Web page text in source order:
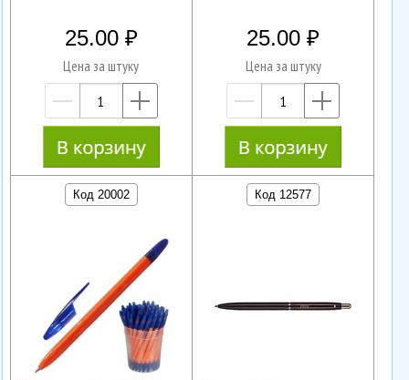
25.00
Цена за штуку
—
25.00
Цена за штуку
—
Код 20002 Код 12577